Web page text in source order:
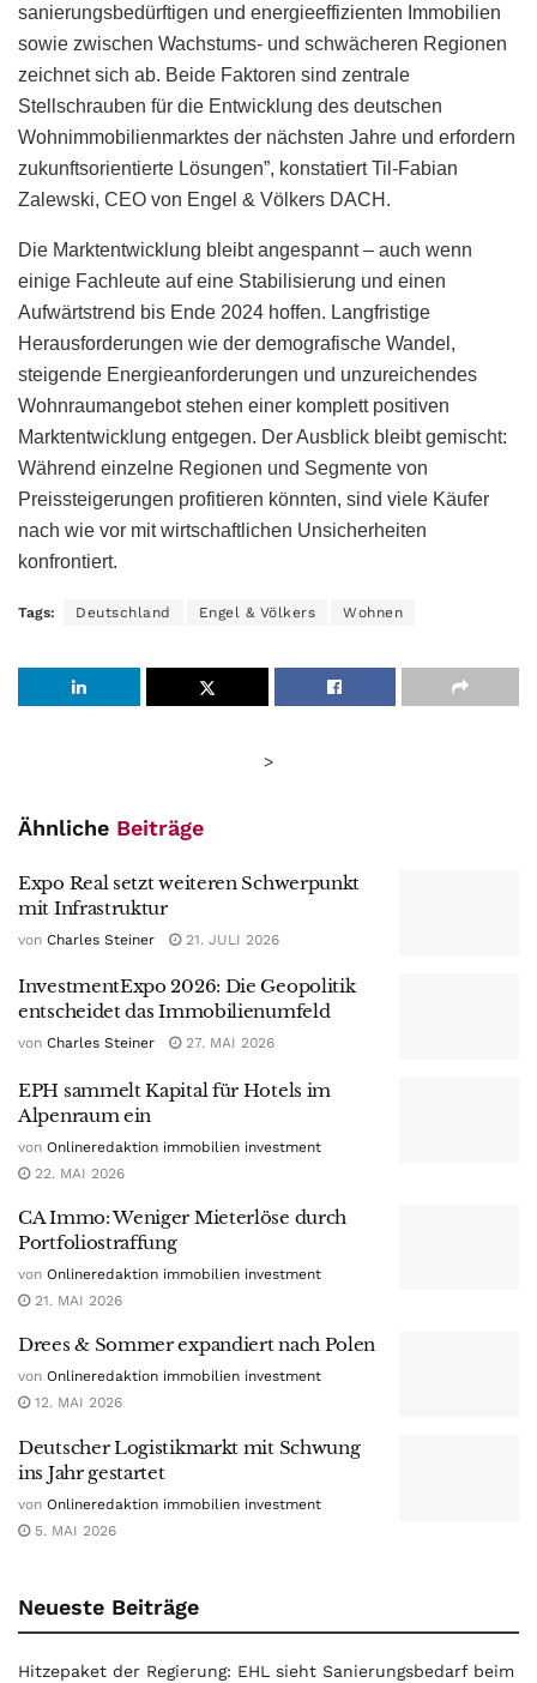
sanierungsbedürftigen und energieeffizienten Immobilien
sowie zwischen Wachstums- und schwächeren Regionen
zeichnet sich ab. Beide Faktoren sind zentrale
Stellschrauben für die Entwicklung des deutschen
Wohnimmobilienmarktes der nächsten Jahre und erfordern
zukunftsorientierte Lösungen”, konstatiert Til-Fabian
Zalewski, CEO von Engel & Völkers DACH.
Die Marktentwicklung bleibt angespannt – auch wenn
einige Fachleute auf eine Stabilisierung und einen
Aufwärtstrend bis Ende 2024 hoffen. Langfristige
Herausforderungen wie der demografische Wandel,
steigende Energieanforderungen und unzureichendes
Wohnraumangebot stehen einer komplett positiven
Marktentwicklung entgegen. Der Ausblick bleibt gemischt:
Während einzelne Regionen und Segmente von
Preissteigerungen profitieren könnten, sind viele Käufer
nach wie vor mit wirtschaftlichen Unsicherheiten
konfrontiert.
Tags: Deutschland Engel & Völkers Wohnen
>
Ähnliche Beiträge
Expo Real setzt weiteren Schwerpunkt
mit Infrastruktur
von Charles Steiner 21. JULI 2026
InvestmentExpo 2026: Die Geopolitik
entscheidet das Immobilienumfeld
von Charles Steiner 27. MAI 2026
EPH sammelt Kapital für Hotels im
Alpenraum ein
von Onlineredaktion immobilien investment
22. MAI 2026
CA Immo: Weniger Mieterlöse durch
Portfoliostraffung
von Onlineredaktion immobilien investment
21. MAI 2026
Drees & Sommer expandiert nach Polen
von Onlineredaktion immobilien investment
12. MAI 2026
Deutscher Logistikmarkt mit Schwung
ins Jahr gestartet
von Onlineredaktion immobilien investment
5. MAI 2026
Neueste Beiträge
Hitzepaket der Regierung: EHL sieht Sanierungsbedarf beim